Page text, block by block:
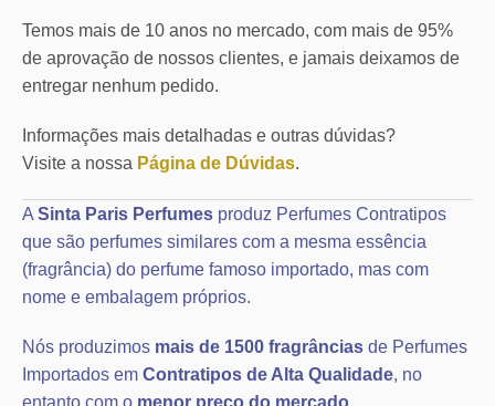
Temos mais de 10 anos no mercado, com mais de 95%
de aprovação de nossos clientes, e jamais deixamos de
entregar nenhum pedido.
Informações mais detalhadas e outras dúvidas?
Visite a nossa Página de Dúvidas.
A Sinta Paris Perfumes produz Perfumes Contratipos
que são perfumes similares com a mesma essência
(fragrância) do perfume famoso importado, mas com
nome e embalagem próprios.
Nós produzimos mais de 1500 fragrâncias de Perfumes
Importados em Contratipos de Alta Qualidade, no